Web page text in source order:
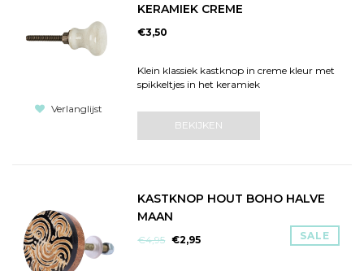
Verlanglijst
KERAMIEK CREME
€3,50
Klein klassiek kastknop in creme kleur met
spikkeltjes in het keramiek
BEKIJKEN
KASTKNOP HOUT BOHO HALVE
MAAN
SALE
€4,95 €2,95